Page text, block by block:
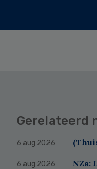
Gerelateerd
6 aug 2026
6 aug 2026 NZa: